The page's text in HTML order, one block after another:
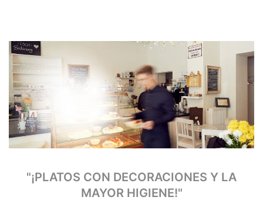
"¡PLATOS CON DECORACIONES Y LA
MAYOR HIGIENE!"